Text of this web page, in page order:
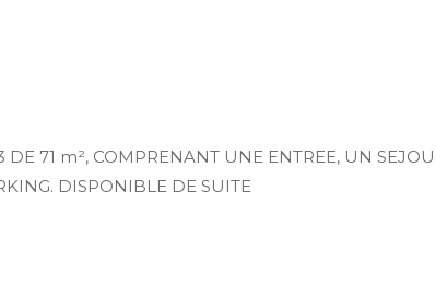
71 m², COMPRENANT UNE ENTREE, UN
DISPONIBLE DE SUITE